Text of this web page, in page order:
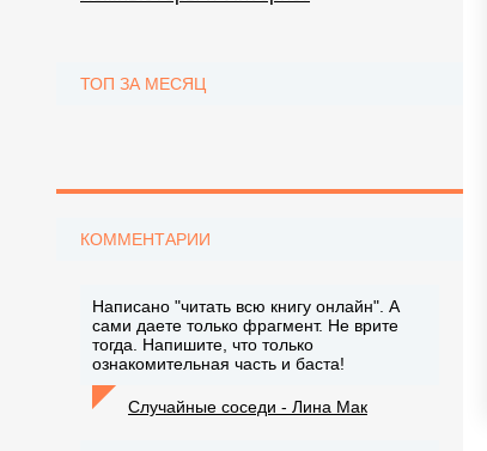
ТОП ЗА МЕСЯЦ
КОММЕНТАРИИ
Написано "читать всю книгу онлайн". А
сами даете только фрагмент. Не врите
тогда. Напишите, что только
ознакомительная часть и баста!
Случайные соседи - Лина Мак